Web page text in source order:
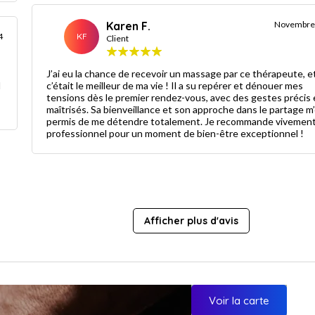
KF
Karen F.
Client
J’ai eu la chance de recevoir un massage par ce thérapeute,
c’était le meilleur de ma vie ! Il a su repérer et dénouer mes
tensions dès le premier rendez-vous, avec des gestes précis
maîtrisés. Sa bienveillance et son approche dans le partage
permis de me détendre totalement. Je recommande
professionnel pour un moment de bien-être exceptionnel !
Afficher plus d'avis
Voir la carte